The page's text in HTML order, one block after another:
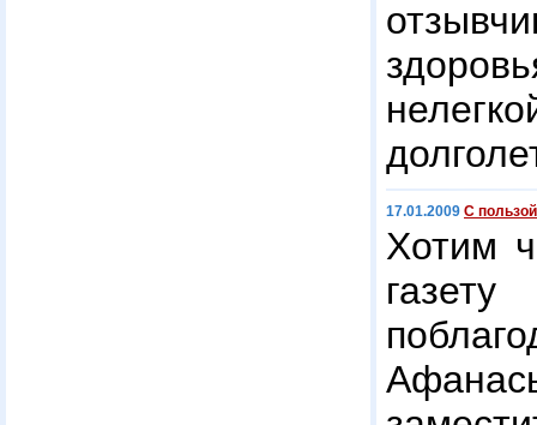
17.01.2009 С
Хотим